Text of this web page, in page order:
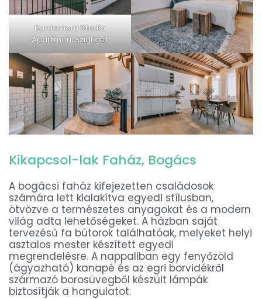
Kardamom Studio
Apartman, Szigliget
Kikapcsol-lak Faház, Bogács
A bogácsi faház kifejezetten családosok
számára lett kialakítva egyedi stílusban,
ötvözve a természetes anyagokat és a modern
világ adta lehetőségeket. A házban saját
tervezésű fa bútorok találhatóak, melyeket helyi
asztalos mester készített egyedi
megrendelésre. A nappaliban egy fenyőzöld
(ágyazható) kanapé és az egri borvidékről
származó borosüvegből készült lámpák
biztosítják a hangulatot.